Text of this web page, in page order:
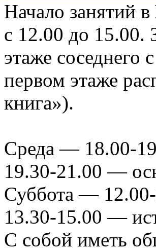
Начало занятий в
с 12.00 до 15.00.
этаже соседнего
первом этаже
книга»).
Среда — 18.00-
19.30-21.00 —
Суббота —
13.30-15.00 —
С собой иметь